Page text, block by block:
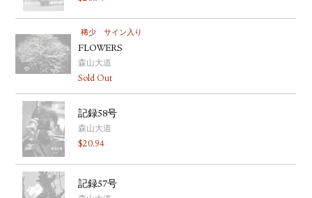
稀少 サイン入り
FLOWERS
森山大道
Sold Out
記録58号
森山大道
$20.94
記録57号